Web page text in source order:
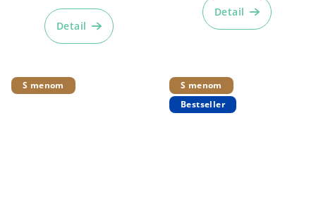
hodnotenie
produktu
Detail
Detail
S menom
S menom
Bestseller